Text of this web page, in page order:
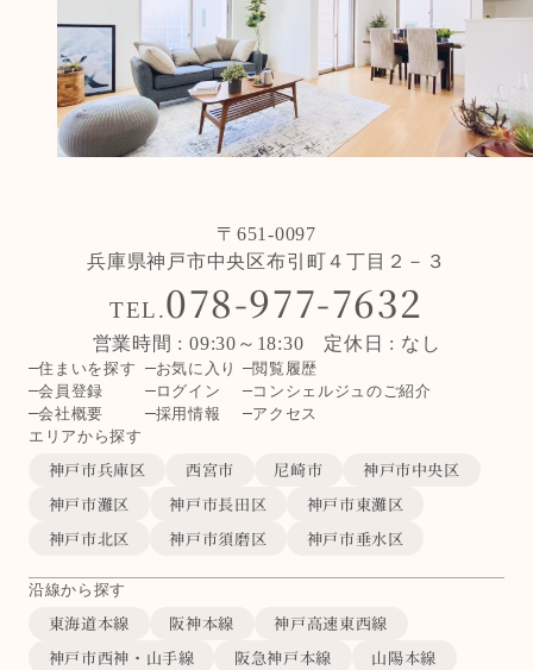
〒651-0097
兵庫県神戸市中央区布引町４丁目２－３
TEL.078-977-7632
営業時間 : 09:30～18:30 定休日 : なし
住まいを探す お気に入り
閲覧履歴
会員登録
ログイン
コンシェルジュのご紹介
会社概要
採用情報
アクセス
エリアから探す
神戸市兵庫区 西宮市 尼崎市
神戸市中央区
神戸市灘区
神戸市長田区
神戸市東灘区
神戸市北区
神戸市須磨区 神戸市垂水区
沿線から探す
東海道本線 阪神本線
神戸高速東西線
神戸市西神・山手線
阪急神戸本線 山陽本線